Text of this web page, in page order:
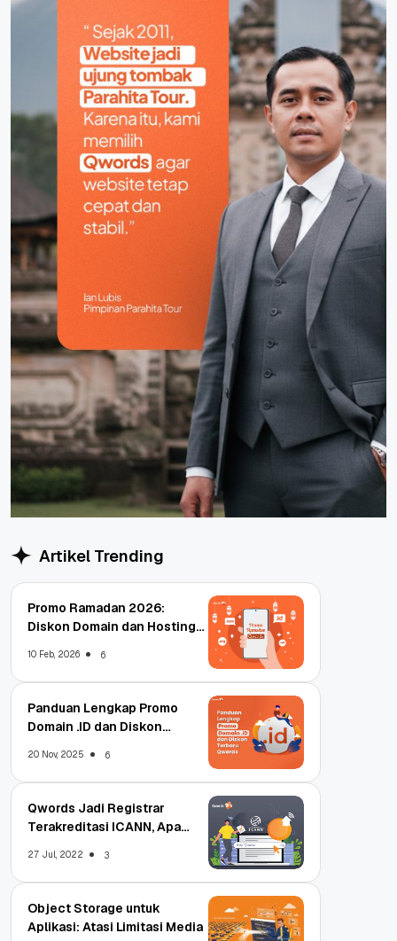
Artikel Trending
Promo Ramadan 2026:
Diskon Domain dan Hosting
10 Feb, 2026 6
Panduan Lengkap Promo
Domain .ID dan Diskon
20 Nov, 2025 6
Qwords Jadi Registrar
Terakreditasi ICANN, Apa
27 Jul, 2022 3
Object Storage untuk
Aplikasi: Atasi Limitasi Media